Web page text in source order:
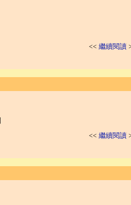
<< 繼續閱讀
<< 繼續閱讀